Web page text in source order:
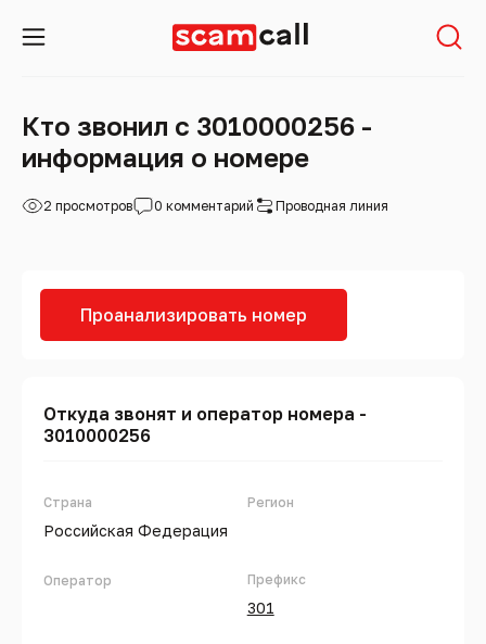
Кто звонил с 3010000256 -
информация о номере
2 просмотров 0 комментарий Проводная линия
Проанализировать номер
Откуда звонят и оператор номера -
3010000256
Страна
Российская Федерация
Оператор
Регион
Префикс
301